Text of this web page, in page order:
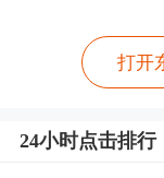
打开
24小时点击排行